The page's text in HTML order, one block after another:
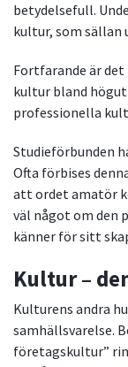
betydelsefull.
kultur, som sällan
Fortfarande är
kultur bland
professionella
Studieförbunden
Ofta förbises
att ordet amatör
väl något om den
känner för sitt
Kultur –
Kulturens andra
samhällsvarelse.
företagskultur”